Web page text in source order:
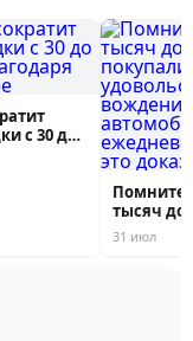
с 30 до
Помните,
тысяч
31 июл